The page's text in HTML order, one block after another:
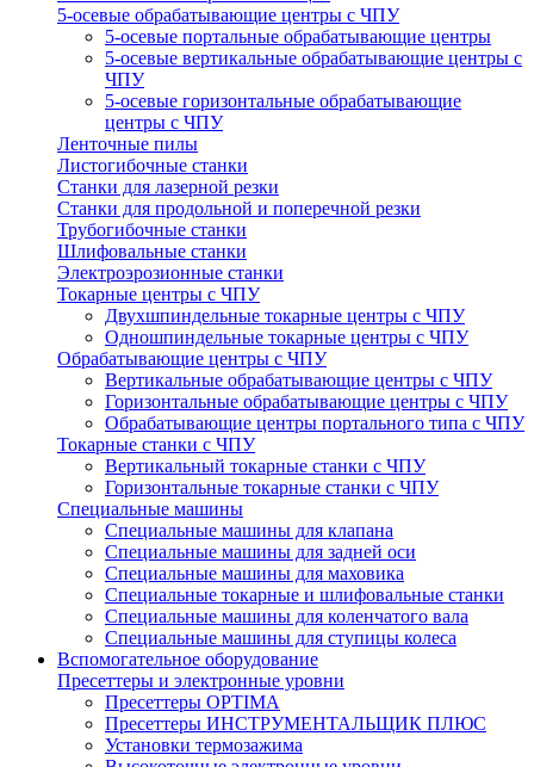
5-осевые обрабатывающие центры с ЧПУ
5-осевые портальные обрабатывающие центры
5-осевые вертикальные обрабатывающие центры с
ЧПУ
5-осевые горизонтальные обрабатывающие
центры с ЧПУ
Ленточные пилы
Листогибочные станки
Станки для лазерной резки
Станки для продольной и поперечной резки
Трубогибочные станки
Шлифовальные станки
Электроэрозионные станки
Токарные центры с ЧПУ
Двухшпиндельные токарные центры с ЧПУ
Одношпиндельные токарные центры с ЧПУ
Обрабатывающие центры с ЧПУ
Вертикальные обрабатывающие центры с ЧПУ
Горизонтальные обрабатывающие центры с ЧПУ
Обрабатывающие центры портального типа с ЧПУ
Токарные станки с ЧПУ
Вертикальный токарные станки с ЧПУ
Горизонтальные токарные станки с ЧПУ
Специальные машины
Специальные машины для клапана
Специальные машины для задней оси
Специальные машины для маховика
Специальные токарные и шлифовальные станки
Специальные машины для коленчатого вала
Специальные машины для ступицы колеса
Вспомогательное оборудование
Пресеттеры и электронные уровни
Пресеттеры OPTIMA
Пресеттеры ИНСТРУМЕНТАЛЬЩИК ПЛЮС
Установки термозажима